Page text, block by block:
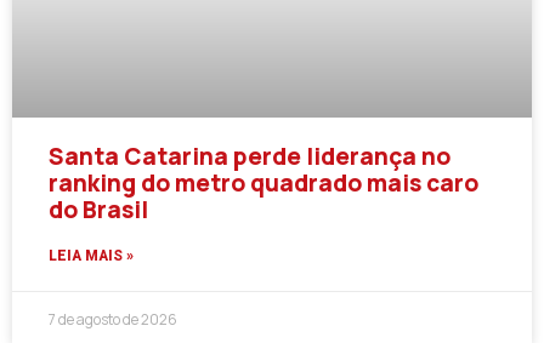
Santa Catarina perde liderança no
ranking do metro quadrado mais caro
do Brasil
LEIA MAIS »
7 de agosto de 2026